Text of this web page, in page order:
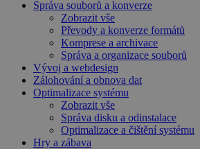
Správa souborů a konverze
Zobrazit vše
Převody a konverze formátů
Komprese a archivace
Správa a organizace souborů
Vývoj a webdesign
Zálohování a obnova dat
Optimalizace systému
Zobrazit vše
Správa disku a odinstalace
Optimalizace a čištění systému
Hry a zábava